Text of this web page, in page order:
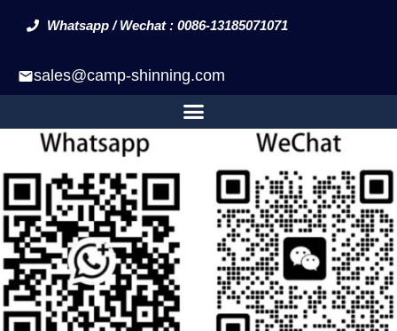
Whatsapp / Wechat : 0086-13185071071
sales@camp-shinning.com